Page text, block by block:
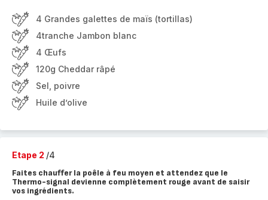
4 Grandes galettes de maïs (tortillas)
4tranche Jambon blanc
4 Œufs
120g Cheddar râpé
Sel, poivre
Huile d’olive
Etape 2 /4
Faites chauffer la poêle à feu moyen et attendez que le
Thermo-signal devienne complètement rouge avant de saisir
vos ingrédients.